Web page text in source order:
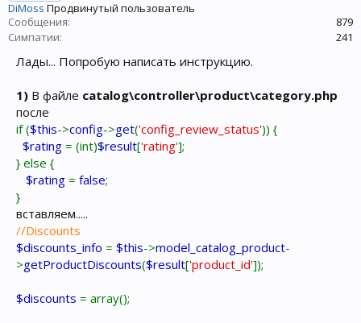
DiMoss Продвинутый пользователь
Сообщения:
879
Симпатии:
241
Лады... Попробую написать инструкцию.
1) В файлe catalog\controller\product\category.php
после
if ($this->config->get('config_review_status')) {
$rating = (int)$result['rating'];
} else {
$rating = false;
}
вставляем.....
//Discounts
$discounts_info = $this->model_catalog_product-
>getProductDiscounts($result['product_id']);
$discounts = array();